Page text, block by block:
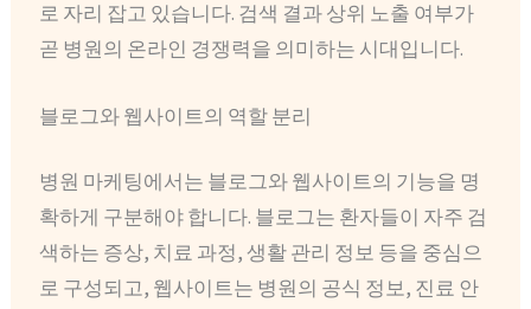
로 자리 잡고 있습니다. 검색 결과 상위 노출 여부가
곧 병원의 온라인 경쟁력을 의미하는 시대입니다.
블로그와 웹사이트의 역할 분리
병원 마케팅에서는 블로그와 웹사이트의 기능을 명
확하게 구분해야 합니다. 블로그는 환자들이 자주 검
색하는 증상, 치료 과정, 생활 관리 정보 등을 중심으
로 구성되고, 웹사이트는 병원의 공식 정보, 진료 안